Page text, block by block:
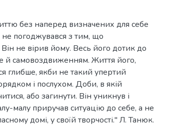
без наперед визначених для себе
не погоджувався з тим, що
не вірив йому. Весь його дотик до
й самовоздвиженням. Життя його,
глибше, якби не такий упертий
і послухом. Доби, в якій
або загинути. Він уникнув і
малу приручав ситуацію до себе, а не
домі, у своїй творчості." Л. Танюк.